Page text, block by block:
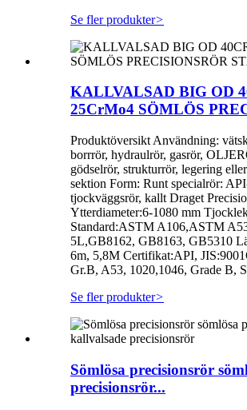
Se fler produkter>
KALLVALSAD BIG OD
25CrMo4 SÖMLÖS
Produktöversikt Användning:
borrrör, hydraulrör, gasrör,
gödselrör, strukturrör, legering
sektion Form: Runt specialrör:
tjockväggsrör, kallt Draget
Ytterdiameter:6-1080 mm
Standard:ASTM A106,ASTM
5L,GB8162, GB8163, GB5310
6m, 5,8M Certifikat:API,
Gr.B, A53, 1020,1046, Grade B,
Se fler produkter>
Sömlösa precisionsrör
precisionsrör...